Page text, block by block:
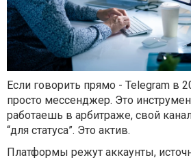
Если говорить прямо - Telegram в
просто мессенджер. Это
работаешь в арбитраже, свой
“для статуса”. Это актив.
Платформы режут аккаунты,